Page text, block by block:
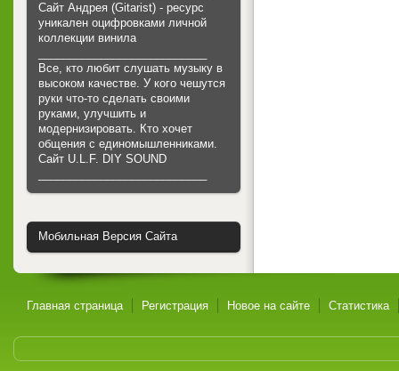
Сайт Андрея (Gitarist) - ресурс
уникален оцифровками личной
коллекции винила
Все, кто любит слушать музыку в
высоком качестве. У кого чешутся
руки что-то сделать своими
руками, улучшить и
модернизировать. Кто хочет
общения с единомышленниками.
Cайт U.L.F. DIY SOUND
Мобильная Версия Сайта
Главная страница Регистрация Новое на сайте Статистика